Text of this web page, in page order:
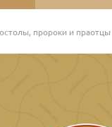
пророки и праотцы